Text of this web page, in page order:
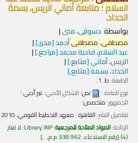
السلام ؛ متابعة أماني الريس، بسمة
الحداد.
بواسطة دسوقى، منى
مصطفى،مصطفىأحمد[محرر.]
عبد السلام، فادية محمد[مراجع.]
الريس، أماني[متابع.]
الحداد، بسمة[متابع.]
الطبعة:ط. 1.
نوع المادة :
نص؛ الشكل الأدبي:غير أدبي؛
الجمهور:متخصص؛
تفاصيل النشر:القاهرة :معهد التخطيط القومي،2010
الإتاحة:المواد المتاحة للمرجعية:Library INP: لا تعار
رقم الاستدعاء:338.962 م م, .. .